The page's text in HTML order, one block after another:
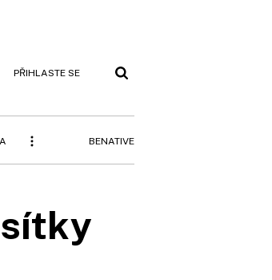
PŘIHLASTE SE
BENATIVE